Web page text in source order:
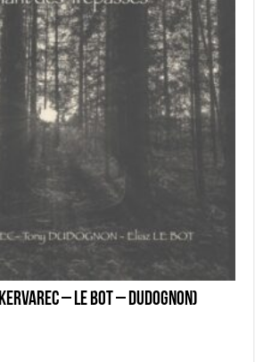
– Le Bot – Dudognon)